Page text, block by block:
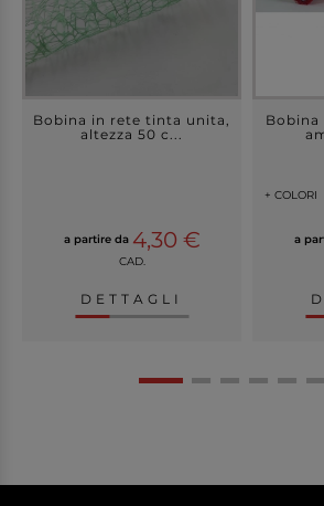
Bobina in rete tinta unita,
altezza 50 c...
a partire da 4,30 €
CAD.
DETTAGLI
+ COLORI
a